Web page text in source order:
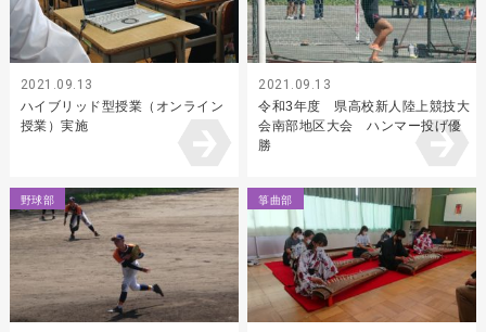
2021.09.13
ハイブリッド型授業（オンライン
授業）実施
2021.09.13
令和3年度 県高校新人陸上競技大
会南部地区大会 ハンマー投げ優
勝
野球部 箏曲部